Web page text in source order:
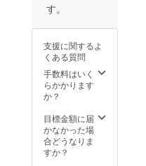
す。
支援に関するよ
くある質問
手数料はいく
らかかります
か？
目標金額に届
かなかった場
合どうなりま
すか？